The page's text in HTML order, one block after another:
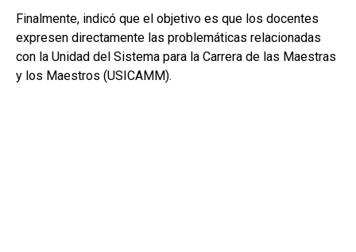
Finalmente, indicó que el objetivo es que los docentes
expresen directamente las problemáticas relacionadas
con la Unidad del Sistema para la Carrera de las Maestras
y los Maestros (USICAMM).